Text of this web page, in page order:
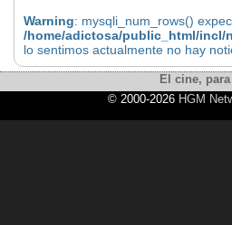
Warning: mysqli_num_rows()
/home/adictosa/public_html/incl/
lo sentimos actualmente no hay
El cine,
© 2000-2026 HGM